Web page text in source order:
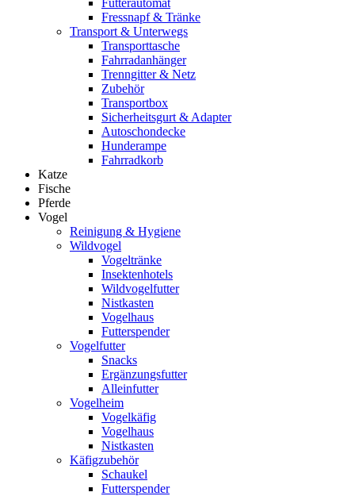
Futterautomat
Fressnapf & Tränke
Transport & Unterwegs
Transporttasche
Fahrradanhänger
Trenngitter & Netz
Zubehör
Transportbox
Sicherheitsgurt & Adapter
Autoschondecke
Hunderampe
Fahrradkorb
Katze
Fische
Pferde
Vogel
Reinigung & Hygiene
Wildvogel
Vogeltränke
Insektenhotels
Wildvogelfutter
Nistkasten
Vogelhaus
Futterspender
Vogelfutter
Snacks
Ergänzungsfutter
Alleinfutter
Vogelheim
Vogelkäfig
Vogelhaus
Nistkasten
Käfigzubehör
Schaukel
Futterspender